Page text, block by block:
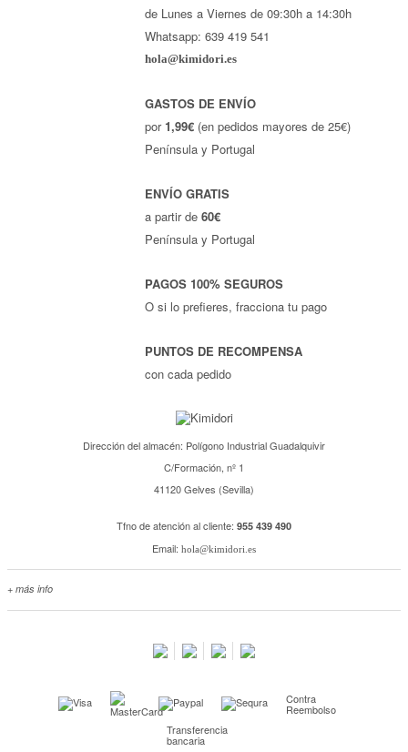
de Lunes a Viernes de 09:30h a 14:30h
Whatsapp: 639 419 541
hola@kimidori.es
GASTOS DE ENVÍO
por 1,99€ (en pedidos mayores de 25€)
Península y Portugal
ENVÍO GRATIS
a partir de60€
Península y Portugal
PAGOS 100% SEGUROS
O si lo prefieres, fracciona tu pago
PUNTOS DE RECOMPENSA
con cada pedido
Dirección del almacén: Polígono Industrial Guadalquivir
C/Formación, nº 1
41120 Gelves (Sevilla)
Tfno de atención al cliente: 955 439 490
Email: hola@kimidori.es
+ más info
Kimidori PRINT, nuestro servicio de impresión de fotos Contra
Reembolso
Transferencia
bancaria